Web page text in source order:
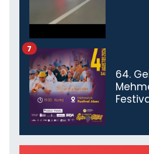
64.
7